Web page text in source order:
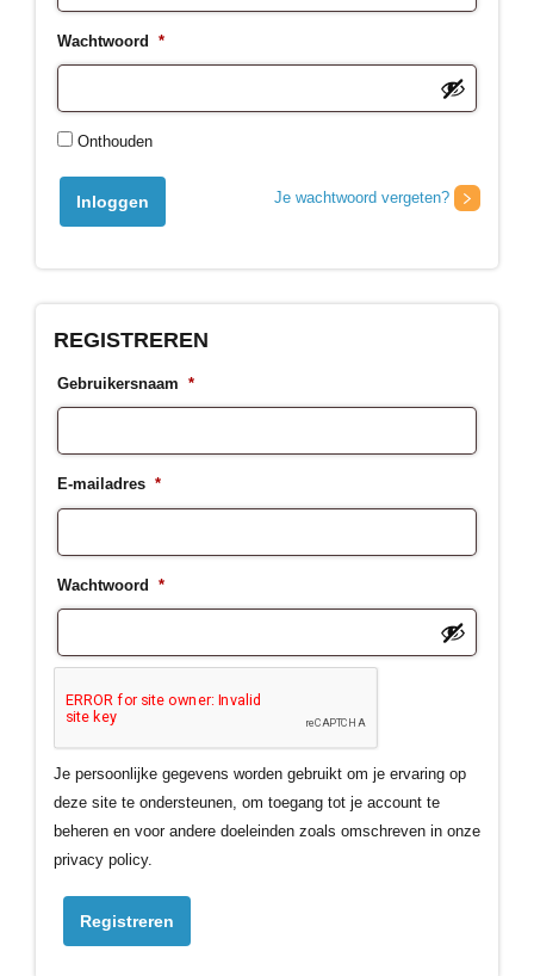
Wachtwoord *
Onthouden
Inloggen Je wachtwoord vergeten?
REGISTREREN
Gebruikersnaam *
E-mailadres *
Wachtwoord *
Je persoonlijke gegevens worden gebruikt om je ervaring op
deze site te ondersteunen, om toegang tot je account te
beheren en voor andere doeleinden zoals omschreven in onze
privacy policy.
Registreren